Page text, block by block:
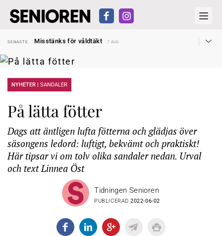
SENASTE
Misstänks för våldtäkt
7 AUG
SENASTE
Kravet: Nu måste 65-årsgränsen bort
Dom öppnar för rätt till garantipension
SENASTE
Hyror rusar ifrån äldres bostadstillägg
SENASTE
Liten höjning av garantipensionen
NYHETER | SANDALER
På lätta fötter
Dags att äntligen lufta fötterna och glädjas över
säsongens ledord: luftigt, bekvämt och praktiskt!
Här tipsar vi om tolv olika sandaler nedan. Urval
och text Linnea Öst
Tidningen Senioren
PUBLICERAD2022-06-02